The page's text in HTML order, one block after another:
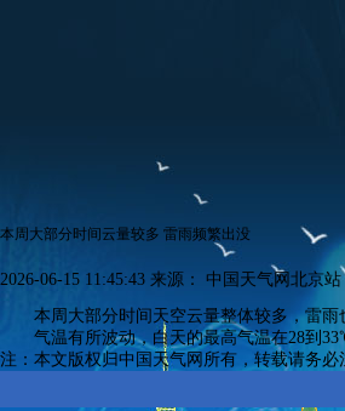
本周大部分时间云量较多 雷雨频繁出没
2026-06-15 11:45:43 来源： 中国天气网北京站
本周大部分时间天空云量整体较多，雷
气温有所波动，白天的最高气温在28到
注：本文版权归中国天气网所有，转载请务必